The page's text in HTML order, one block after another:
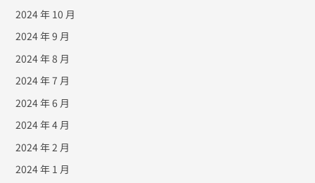
2024 年 10 月
2024 年 9 月
2024 年 8 月
2024 年 7 月
2024 年 6 月
2024 年 4 月
2024 年 2 月
2024 年 1 月